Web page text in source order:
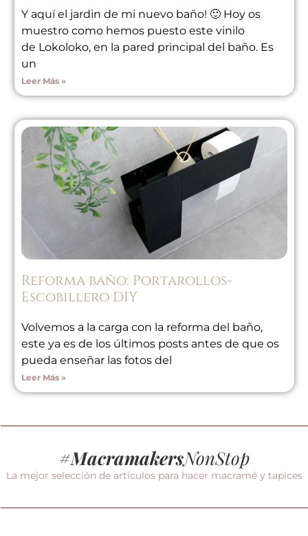
Y aquí el jardin de mi nuevo baño! 🙂 Hoy os
muestro como hemos puesto este vinilo
de Lokoloko, en la pared principal del baño. Es
un
Leer Más »
Reforma baño: Portarollos-
Escobillero DIY
Volvemos a la carga con la reforma del baño,
este ya es de los últimos posts antes de que os
pueda enseñar las fotos del
Leer Más »
#MacramakersNonStop
La mejor selección de artículos para hacer macramé y tapices